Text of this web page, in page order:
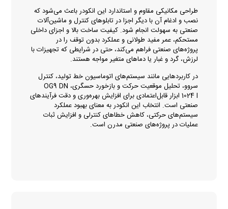
طراحی مکانیکی مقاوم و استاندارد این انکودر باعث می‌شود که
نصب و ادغام آن با دیگر اجزا در تابلوهای کنترل و ماشین‌آلات
صنعتی به سهولت انجام شود. کیفیت ساخت بالا و اجزای داخلی
مستحکم، عمر مفید طولانی و عملکرد بدون توقف را در
پروژه‌های صنعتی فراهم می‌کند، حتی در شرایطی که تجهیزات با
لرزش، گرد و غبار یا دماهای متغیر مواجه هستند.
در کاربردهایی مانند سیستم‌های اتوماسیون خط تولید، کنترل
سروو، تحلیل موقعیت حرکت و بازخورد حسگری، OG9 DN
1024 I ابزار قابل‌اعتمادی برای افزایش بهره‌وری و دقت فرآیندهای
صنعتی است. انتخاب این انکودر به معنای بهبود عملکرد
سیستم‌های حرکتی، کاهش خطاهای کنترلی و افزایش ثبات
عملیات در پروژه‌های صنعتی مدرن است.